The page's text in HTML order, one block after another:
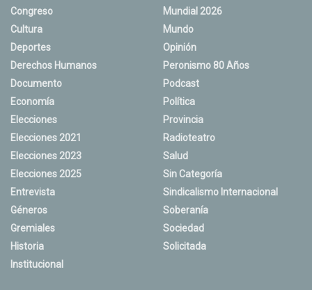
Congreso
Cultura
Deportes
Derechos Humanos
Documento
Economía
Elecciones
Elecciones 2021
Elecciones 2023
Elecciones 2025
Entrevista
Géneros
Gremiales
Historia
Institucional
Mundial 2026
Mundo
Opinión
Peronismo 80 Años
Podcast
Política
Provincia
Radioteatro
Salud
Sin Categoría
Sindicalismo Internacional
Soberanía
Sociedad
Solicitada